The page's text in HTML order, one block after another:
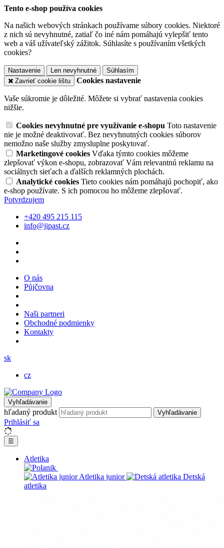
Tento e-shop používa cookies
Na našich webových stránkach používame súbory cookies. Niektoré
z nich sú nevyhnutné, zatiaľ čo iné nám pomáhajú vylepšiť tento
web a váš užívateľský zážitok. Súhlasíte s používaním všetkých
cookies?
Nastavenie Len nevyhnutné
Súhlasím
Zavrieť cookie lištu
Cookies nastavenie
Vaše súkromie je dôležité. Môžete si vybrať nastavenia cookies
nižšie.
Cookies nevyhnutné pre využívanie e-shopu Toto nastavenie
nie je možné deaktivovať. Bez nevyhnutných cookies súborov
nemožno naše služby zmysluplne poskytovať.
Marketingové cookies Vďaka týmto cookies môžeme
zlepšovať výkon e-shopu, zobrazovať Vám relevantnú reklamu na
sociálnych sieťach a ďalších reklamných plochách.
Analytické cookies Tieto cookies nám pomáhajú pochopiť, ako
e-shop používate. S ich pomocou ho môžeme zlepšovať.
Potvrdzujem
+420 495 215 115
info@jipast.cz
O nás
Půjčovna
Naši partneri
Obchodné podmienky
Kontakty
sk
cz
Vyhľadávanie
hľadaný produkt Vyhľadávanie
Prihlásiť sa
☰
Atletika
Atletika junior
Detská
atletika